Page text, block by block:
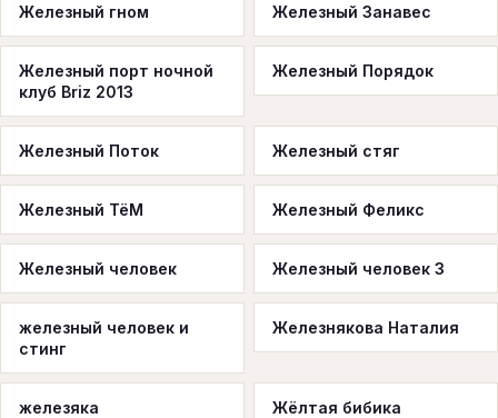
Железный гном Железный Занавес
Железный порт ночной
клуб Briz 2013
Железный Порядок
Железный Поток Железный стяг
Железный ТёМ Железный Феликс
Железный человек Железный человек 3
железный человек и
стинг
Железнякова Наталия
железяка Жёлтая бибика